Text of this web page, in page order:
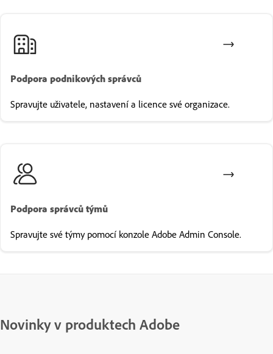
Podpora podnikových správců
Spravujte uživatele, nastavení a licence své organizace.
Podpora správců týmů
Spravujte své týmy pomocí konzole Adobe Admin Console.
Novinky v produktech Adobe